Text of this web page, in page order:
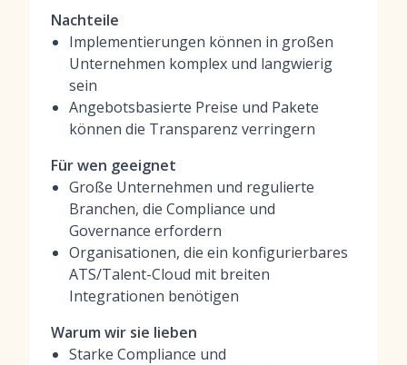
Nachteile
Implementierungen können in großen
Unternehmen komplex und langwierig
sein
Angebotsbasierte Preise und Pakete
können die Transparenz verringern
Für wen geeignet
Große Unternehmen und regulierte
Branchen, die Compliance und
Governance erfordern
Organisationen, die ein konfigurierbares
ATS/Talent-Cloud mit breiten
Integrationen benötigen
Warum wir sie lieben
Starke Compliance und